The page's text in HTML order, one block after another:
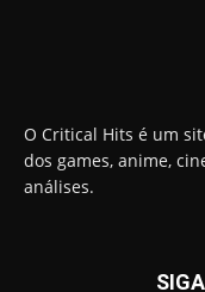
O Critical Hits é um
dos games, anime,
análises.